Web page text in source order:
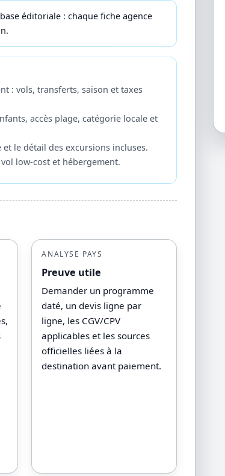
éditoriale : chaque fiche agence
: vols, transferts, saison et taxes
accès plage, catégorie locale et
le détail des excursions incluses.
low-cost et hébergement.
ANALYSE PAYS
Preuve utile
Demander un programme
daté, un devis ligne par
ligne, les CGV/CPV
applicables et les sources
officielles liées à la
destination avant paiement.